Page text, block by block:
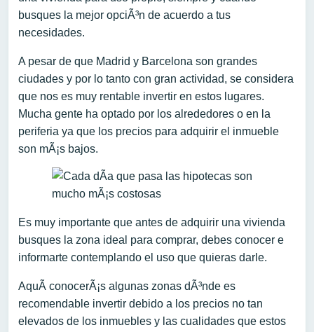
busques la mejor opciÃ³n de acuerdo a tus
necesidades.
A pesar de que Madrid y Barcelona son grandes
ciudades y por lo tanto con gran actividad, se considera
que nos es muy rentable invertir en estos lugares.
Mucha gente ha optado por los alrededores o en la
periferia ya que los precios para adquirir el inmueble
son mÃ¡s bajos.
Es muy importante que antes de adquirir una vivienda
busques la zona ideal para comprar, debes conocer e
informarte contemplando el uso que quieras darle.
AquÃ­ conocerÃ¡s algunas zonas dÃ³nde es
recomendable invertir debido a los precios no tan
elevados de los inmuebles y las cualidades que estos